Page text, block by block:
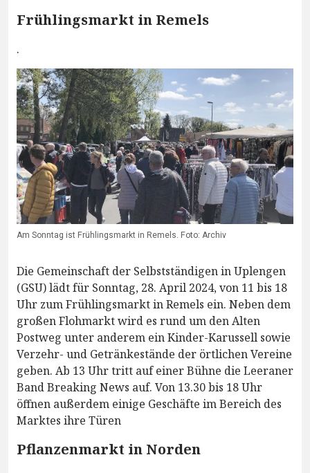
Frühlingsmarkt in Remels
.
Am Sonntag ist Frühlingsmarkt in Remels. Foto: Archiv
Die Gemeinschaft der Selbstständigen in Uplengen
(GSU) lädt für Sonntag, 28. April 2024, von 11 bis 18
Uhr zum Frühlingsmarkt in Remels ein. Neben dem
großen Flohmarkt wird es rund um den Alten
Postweg unter anderem ein Kinder-Karussell sowie
Verzehr- und Getränkestände der örtlichen Vereine
geben. Ab 13 Uhr tritt auf einer Bühne die Leeraner
Band Breaking News auf. Von 13.30 bis 18 Uhr
öffnen außerdem einige Geschäfte im Bereich des
Marktes ihre Türen
Pflanzenmarkt in Norden